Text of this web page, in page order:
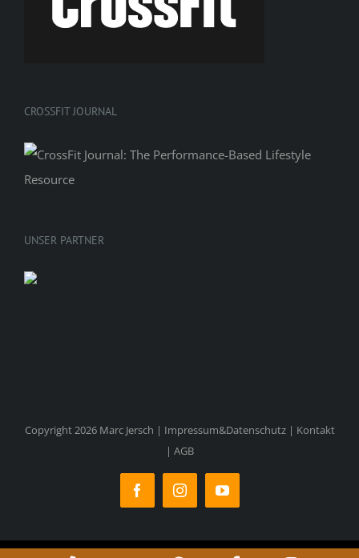
CROSSFIT JOURNAL
UNSER PARTNER
Copyright 2026 Marc Jersch | Impressum&Datenschutz| Kontakt
| AGB
FacebookInstagramYouTube